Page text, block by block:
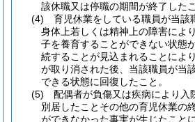
該休職又は停職の期間が終了したこ
(4)
育児休業をしている職員が当該
身体上若しくは精神上の障害によ
子を養育することができない状態
続することが見込まれることによ
が取り消された後、当該職員が当
できる状態に回復したこと。
(5)
配偶者が負傷又は疾病により入
別居したことその他の育児休業の
ができなかった事実が生じたこと